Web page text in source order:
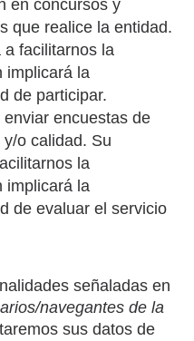
en concursos y
que realice la entidad.
a facilitarnos la
implicará la
de participar.
enviar encuestas de
o calidad. Su
la
implicará la
de evaluar el servicio
señaladas en
navegantes de la
sus datos de